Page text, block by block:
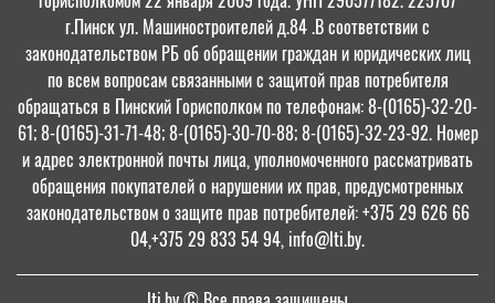
г.Пинск ул. Машиностроителей д.84 .В соответствии с
законодательством РБ об обращении граждан и юридических лиц
по всем вопросам связанными с защитой прав потребителя
обращаться в Пинский Горисполком по телефонам: 8-(0165)-32-20-
61; 8-(0165)-31-71-48; 8-(0165)-30-70-88; 8-(0165)-32-23-92. Номер
и адрес электронной почты лица, уполномоченного рассматривать
обращения покупателей о нарушении их прав, предусмотренных
законодательством о защите прав потребителей: +375 29 626 66
04,+375 29 833 54 94, info@lti.by.